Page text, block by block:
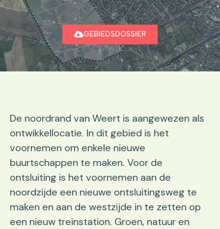
GEBIEDSDOSSIER
De noordrand van Weert is aangewezen als
ontwikkellocatie. In dit gebied is het
voornemen om enkele nieuwe
buurtschappen te maken. Voor de
ontsluiting is het voornemen aan de
noordzijde een nieuwe ontsluitingsweg te
maken en aan de westzijde in te zetten op
een nieuw treinstation. Groen, natuur en